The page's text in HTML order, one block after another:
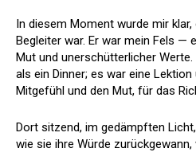
In diesem Moment wurde mir
Begleiter war. Er war mein Fels —
Mut und unerschütterlicher
als ein Dinner; es war eine
Mitgefühl und den Mut, für das
Dort sitzend, im gedämpften
wie sie ihre Würde